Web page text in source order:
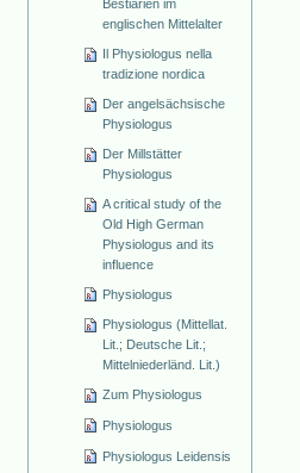
Bestiarien im
englischen Mittelalter
Il Physiologus nella
tradizione nordica
Der angelsächsische
Physiologus
Der Millstätter
Physiologus
A critical study of the
Old High German
Physiologus and its
influence
Physiologus
Physiologus (Mittellat.
Lit.; Deutsche Lit.;
Mittelniederländ. Lit.)
Zum Physiologus
Physiologus
Physiologus Leidensis